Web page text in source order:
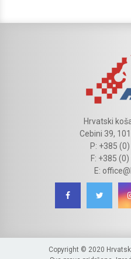
Hrvatski
Cebini 39,
P: +385
F: +385
E:
Copyright © 2020